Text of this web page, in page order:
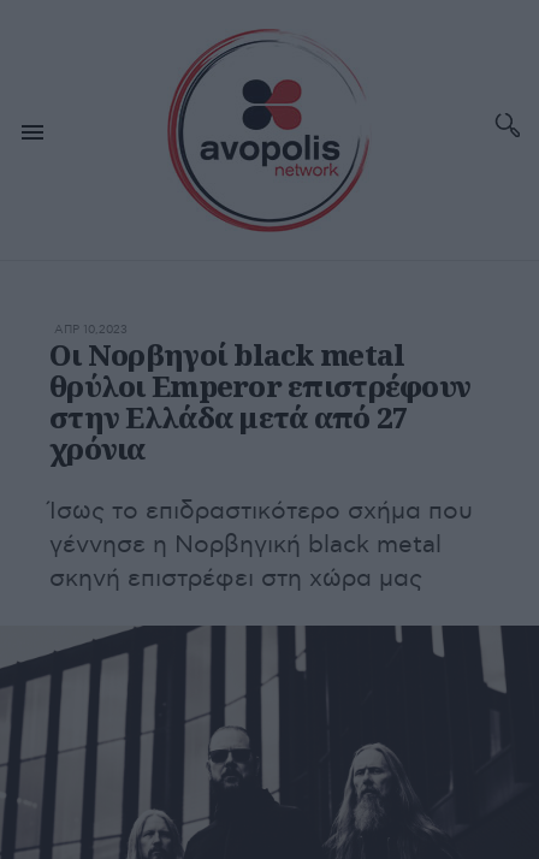
ΑΠΡ 10,2023
Οι Νορβηγοί black metal
θρύλοι Emperor επιστρέφουν
στην Ελλάδα μετά από 27
χρόνια
Ίσως το επιδραστικότερο σχήμα που
γέννησε η Νορβηγική black metal
σκηνή επιστρέφει στη χώρα μας